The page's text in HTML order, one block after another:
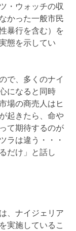
・ウォッチの収
かった一般市民
暴行を含む）を
態を示してい
で、多くのナイ
になると同時
場の商売人はヒ
起きたら、命や
て期待するのが
ラは違う・・・
だけ」と話し
、ナイジェリア
実施しているこ